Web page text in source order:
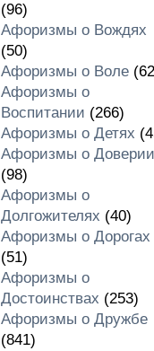
(96)
Афоризмы о Вождях
(50)
Афоризмы о Воле
Афоризмы о
Воспитании (266)
Афоризмы о Детях
Афоризмы о Доверии
(98)
Афоризмы о
Долгожителях (40)
Афоризмы о Дорогах
(51)
Афоризмы о
Достоинствах (253)
Афоризмы о Дружбе
(841)